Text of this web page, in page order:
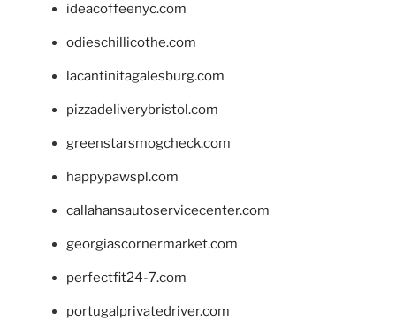
ideacoffeenyc.com
odieschillicothe.com
lacantinitagalesburg.com
pizzadeliverybristol.com
greenstarsmogcheck.com
happypawspl.com
callahansautoservicecenter.com
georgiascornermarket.com
perfectfit24-7.com
portugalprivatedriver.com